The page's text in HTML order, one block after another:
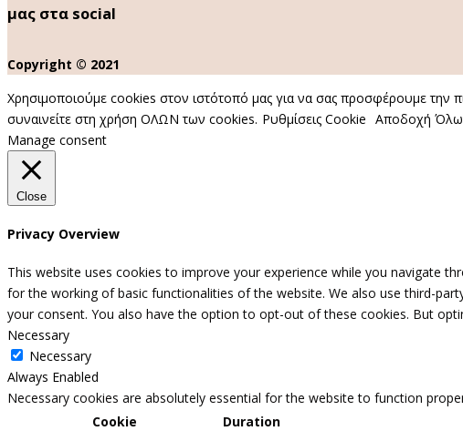
μας στα social
Copyright © 2021
Χρησιμοποιούμε cookies στον ιστότοπό μας για να σας προσφέρουμε την
συναινείτε στη χρήση ΟΛΩΝ των cookies. Ρυθμίσεις Cookie Αποδοχή
Manage consent
Close
Privacy Overview
This website uses cookies to improve your experience while you navigate
for the working of basic functionalities of the website. We also use third-
your consent. You also have the option to opt-out of these cookies. But
Necessary
Necessary
Always Enabled
Necessary cookies are absolutely essential for the website to function
Cookie
Duration